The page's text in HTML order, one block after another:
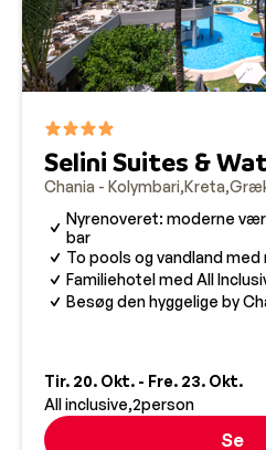
Selini Suites &
Chania - Kolymbari Kreta
Nyrenoveret: moderne
bar
To pools og vandland
Familiehotel med All
Besøg den hyggelige by
Tir. 20. Okt. - Fre. 23. Okt.
All inclusive 2person
Se